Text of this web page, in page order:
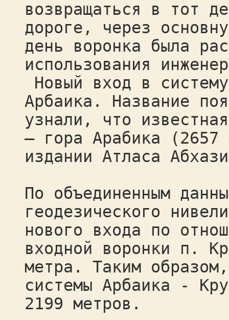
возвращаться в тот
дороге, через
день воронка была
использования
Новый вход в
Арбаика. Название
узнали, что
– гора Арабика
издании Атласа
По объединенным
геодезического
нового входа по
входной воронки п.
метра. Таким
системы Арбаика -
2199 метров.